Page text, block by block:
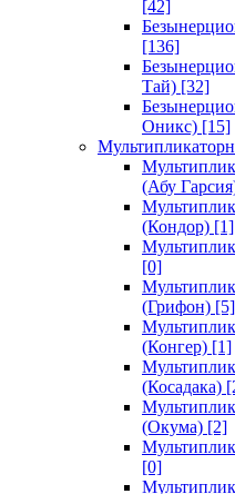
[42]
[136]
Тай) [32]
Оникс) [15]
(Абу
(Кондор) [1]
[0]
(Грифон) [5]
(Конгер) [1]
(Косадака)
(Окума) [2]
[0]